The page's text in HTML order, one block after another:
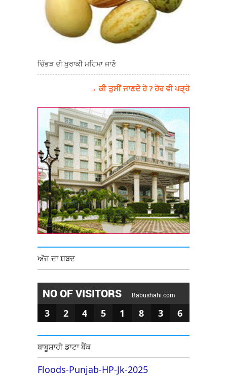
ਚਿੱਭੜ ਦੀ ਖ਼ੁਰਾਕੀ ਮਹਿਮਾ ਜਾਣੋ
→ ਕੀ ਤੁਸੀਂ ਜਾਣਦੇ ਹੋ ? ਹੋਰ ਵੀ ਪੜ੍ਹੋ
ਅੱਜ ਦਾ ਸ਼ਬਦ
NO OF VISITORS Babushahi.com
3 2 4 5 1 8 3 6
ਬਾਬੂਸ਼ਾਹੀ ਡਾਟਾ ਬੈਂਕ
Floods-Punjab-HP-Jk-2025